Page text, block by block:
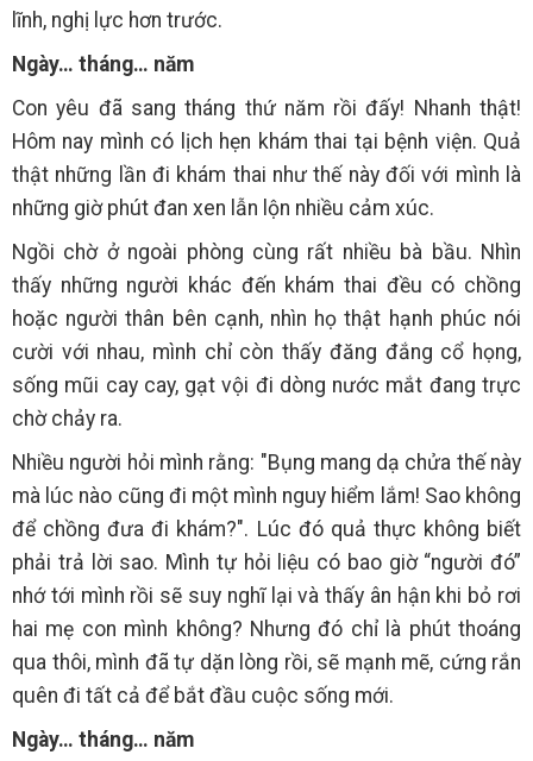
lĩnh, nghị lực hơn trước.
Ngày… tháng… năm
Con yêu đã sang tháng thứ năm rồi đấy! Nhanh thật!
Hôm nay mình có lịch hẹn khám thai tại bệnh viện. Quả
thật những lần đi khám thai như thế này đối với mình là
những giờ phút đan xen lẫn lộn nhiều cảm xúc.
Ngồi chờ ở ngoài phòng cùng rất nhiều bà bầu. Nhìn
thấy những người khác đến khám thai đều có chồng
hoặc người thân bên cạnh, nhìn họ thật hạnh phúc nói
cười với nhau, mình chỉ còn thấy đăng đắng cổ họng,
sống mũi cay cay, gạt vội đi dòng nước mắt đang trực
chờ chảy ra.
Nhiều người hỏi mình rằng: "Bụng mang dạ chửa thế này
mà lúc nào cũng đi một mình nguy hiểm lắm! Sao không
để chồng đưa đi khám?". Lúc đó quả thực không biết
phải trả lời sao. Mình tự hỏi liệu có bao giờ “người đó”
nhớ tới mình rồi sẽ suy nghĩ lại và thấy ân hận khi bỏ rơi
hai mẹ con mình không? Nhưng đó chỉ là phút thoáng
qua thôi, mình đã tự dặn lòng rồi, sẽ mạnh mẽ, cứng rắn
quên đi tất cả để bắt đầu cuộc sống mới.
Ngày… tháng… năm